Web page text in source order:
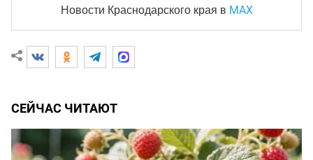
Новости Краснодарского края в MAX
СЕЙЧАС ЧИТАЮТ